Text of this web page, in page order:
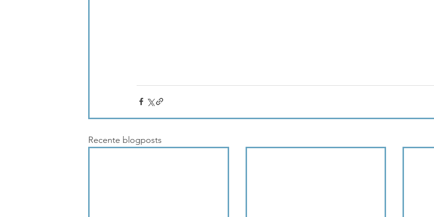
Recente blogposts